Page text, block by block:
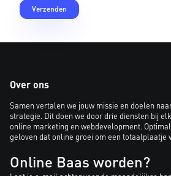
Over ons
Samen vertalen we jouw missie en doelen
strategie. Dit doen we door drie diensten bij
online marketing en webdevelopment.
geloven dat online groei om een totaalplaatje
Online Baas worden?